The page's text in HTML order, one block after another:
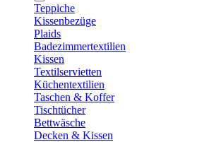
Teppiche
Kissenbezüge
Plaids
Badezimmertextilien
Kissen
Textilservietten
Küchentextilien
Taschen & Koffer
Tischtücher
Bettwäsche
Decken & Kissen